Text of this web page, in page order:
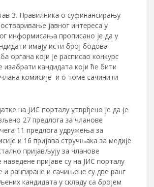
3. Правилника о суфинансирању
јавног интереса у
информисања прописано је да у
имају исти број бодова
органа који је расписао конкурс
кандидата који ће бити
комисије и о томе сачинити
на ЈИС порталу утврђено је да је
27 предлога за чланове
11 предлога удружења за
и 16 пријава стручњака за медије
пријављују за чланове
наведене пријаве су на ЈИС порталу
и рангиране и сачињене су две ранг
кандидата у складу са бројем